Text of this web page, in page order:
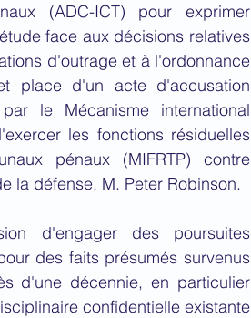
(ADC-ICT) pour exprimer
face aux décisions relatives
d'outrage et à l'ordonnance
place d'un acte d'accusation
le Mécanisme international
les fonctions résiduelles
pénaux (MIFRTP) contre
la défense, M. Peter Robinson.
d'engager des poursuites
des faits présumés survenus
d'une décennie, en particulier
confidentielle existante